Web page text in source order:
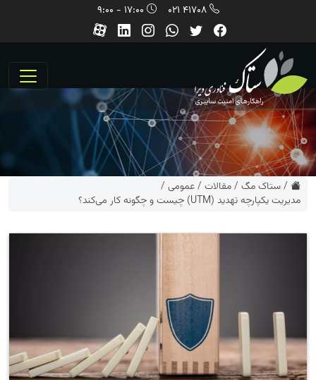
41708 021
/ستاک مگ /مقالات /عمومی /
مدیریت یکپارچه تهدید (UTM) چیست و چگونه کار می‌کند؟